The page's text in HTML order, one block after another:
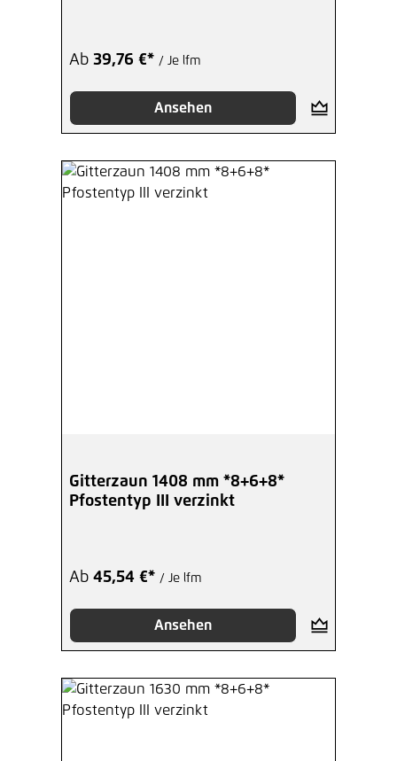
Ab 39,76 €* / Je lfm
Ansehen
Gitterzaun 1408 mm *8+6+8*
Pfostentyp III verzinkt
Ab 45,54 €* / Je lfm
Ansehen